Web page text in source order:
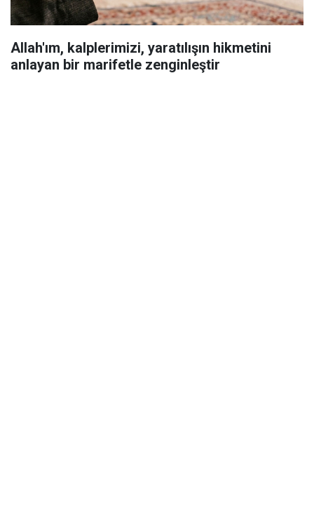
Allah'ım, kalplerimizi, yaratılışın hikmetini
anlayan bir marifetle zenginleştir